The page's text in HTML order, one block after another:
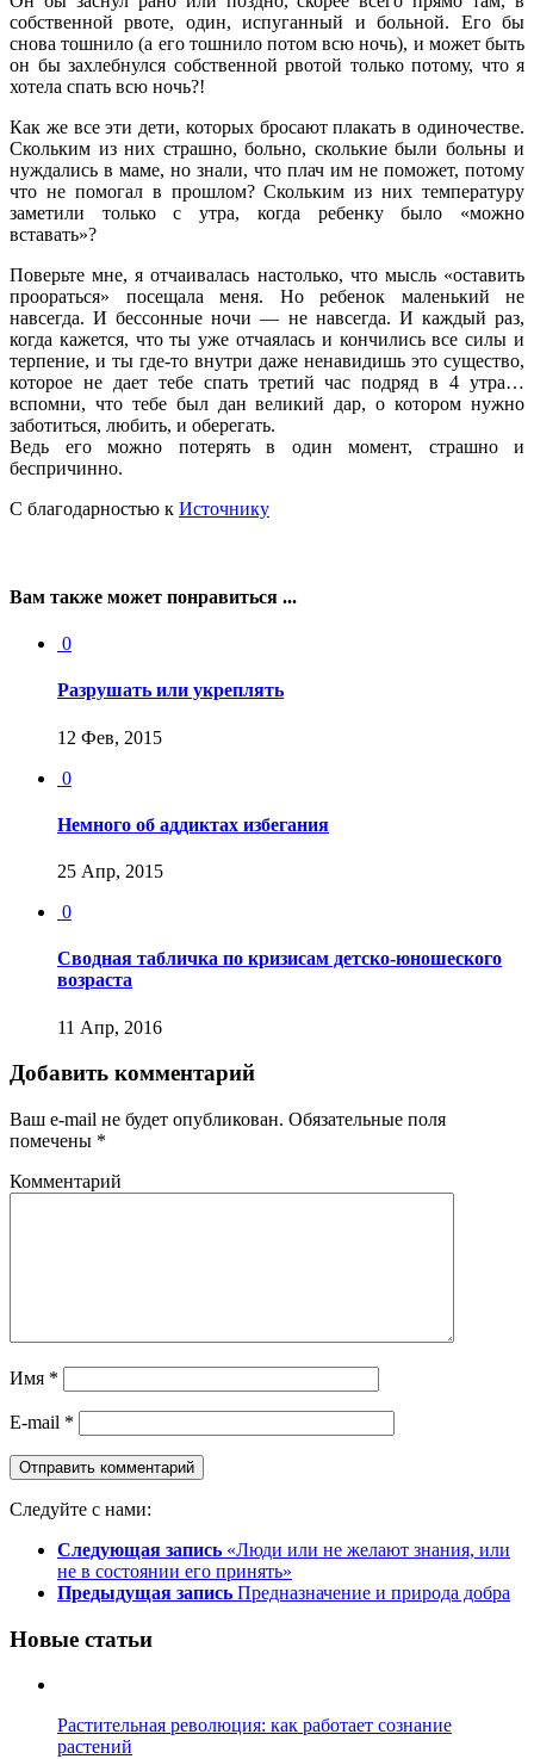
собственной рвоте, один, испуганный и больной. Его бы
снова тошнило (а его тошнило потом всю ночь), и может быть
он бы захлебнулся собственной рвотой только потому, что я
хотела спать всю ночь?!
Как же все эти дети, которых бросают плакать в одиночестве.
Скольким из них страшно, больно, сколькие были больны и
нуждались в маме, но знали, что плач им не поможет, потому
что не помогал в прошлом? Скольким из них температуру
заметили только с утра, когда ребенку было «можно
вставать»?
Поверьте мне, я отчаивалась настолько, что мысль «оставить
проораться» посещала меня. Но ребенок маленький не
навсегда. И бессонные ночи — не навсегда. И каждый раз,
когда кажется, что ты уже отчаялась и кончились все силы и
терпение, и ты где-то внутри даже ненавидишь это существо,
которое не дает тебе спать третий час подряд в 4 утра…
вспомни, что тебе был дан великий дар, о котором нужно
заботиться, любить, и оберегать.
Ведь его можно потерять в один момент, страшно и
беспричинно.
С благодарностью к Источнику
Вам также может понравиться ...
0
Разрушать или укреплять
12 Фев, 2015
0
Немного об аддиктах избегания
25 Апр, 2015
0
Сводная табличка по кризисам детско-юношеского
возраста
11 Апр, 2016
Добавить комментарий
Ваш e-mail не будет опубликован. Обязательные поля
помечены *
Комментарий
Имя *
E-mail *
Следуйте с нами:
Следующая запись «Люди или не желают знания, или
не в состоянии его принять»
Предыдущая запись Предназначение и природа добра
Новые статьи
Растительная революция: как работает сознание
растений